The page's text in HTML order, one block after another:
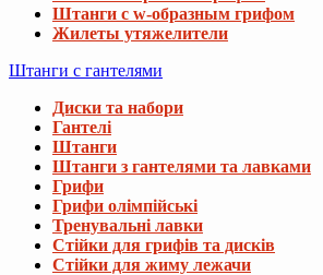
Штанги с w-образным грифом
Жилеты утяжелители
Штанги с гантелями
Диски та набори
Гантелі
Штанги
Штанги з гантелями та лавками
Грифи
Грифи олімпійські
Тренувальні лавки
Стійки для грифів та дисків
Стійки для жиму лежачи